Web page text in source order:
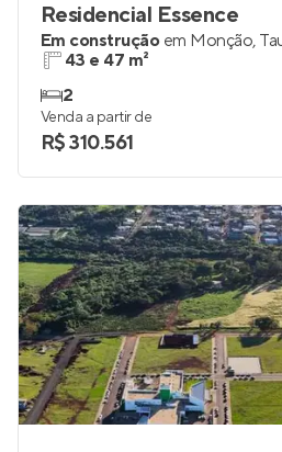
Residencial Essence
Em construção em Monção,
43 e 47 m²
2
Venda a partir de
R$ 310.561